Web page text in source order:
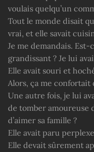
voulais quelqu’un
Tout le monde disait
vrai, et elle savait
Je me demandais. Est-
grandissant ? Je lui
Elle avait souri et
Alors, ça me confortait
Une autre fois, je lui
de tomber amoureuse
d’aimer sa famille ?
Elle avait paru
Elle devait sûrement